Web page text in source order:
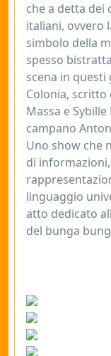
che a detta dei
italiani, ovvero
simbolo della
spesso
scena in questi
Colonia, scritto
Massa e
campano
Uno show che
di
linguaggio
atto dedicato
del bunga